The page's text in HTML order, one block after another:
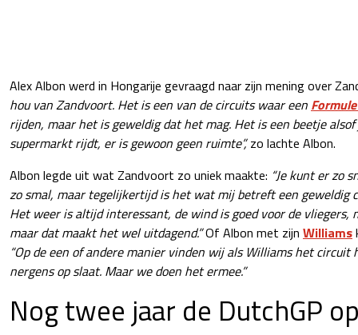
Alex Albon werd in Hongarije gevraagd naar zijn mening over
hou van Zandvoort. Het is een van de circuits waar een
rijden, maar het is geweldig dat het mag. Het is een beetje
supermarkt rijdt, er is gewoon geen ruimte”,zo lachte Albon.
Albon legde uit wat Zandvoort zo uniek maakte: “Je kunt er zo
zo smal, maar tegelijkertijd is het wat mij betreft een geweldig
Het weer is altijd interessant, de wind is goed voor de vliegers,
maar dat maakt het wel uitdagend.”Of Albon met zijn Williams
“Op de een of andere manier vinden wij als Williams het
nergens op slaat. Maar we doen het ermee.”
Nog twee jaar de DutchGP